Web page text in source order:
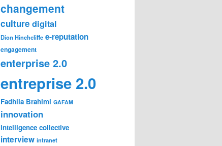
changement
culture digital
Dion Hinchcliffe e-reputation
engagement
enterprise 2.0
entreprise 2.0
Fadhila Brahimi GAFAM
innovation
intelligence collective
interview intranet